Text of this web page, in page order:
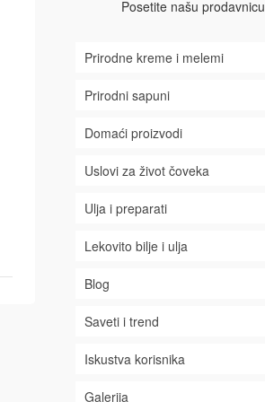
Posetite našu prodavnicu
Prirodne kreme i melemi
Prirodni sapuni
Domaći proizvodi
Uslovi za život čoveka
Ulja i preparati
Lekovito bilje i ulja
Blog
Saveti i trend
Iskustva korisnika
Galerija